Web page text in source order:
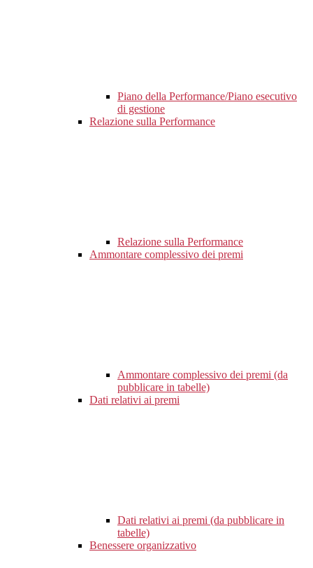
Piano della Performance/Piano esecutivo
di gestione
Relazione sulla Performance
Relazione sulla Performance
Ammontare complessivo dei premi
Ammontare complessivo dei premi (da
pubblicare in tabelle)
Dati relativi ai premi
Dati relativi ai premi (da pubblicare in
tabelle)
Benessere organizzativo